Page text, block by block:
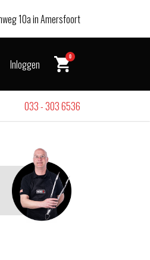
10a in Amersfoort
Inloggen
0
033 - 303 6536